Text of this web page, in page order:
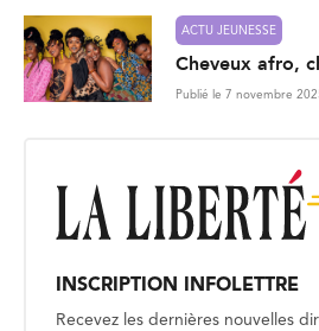
ACTU JEUNESSE
Cheveux afro,
Publié le 7 novembre
INSCRIPTION INFOLETTRE
Recevez les dernières nouvelles